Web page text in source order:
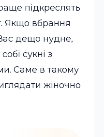
підкреслять
Якщо вбрання
дещо нудне,
сукні з
Саме в такому
жіночно